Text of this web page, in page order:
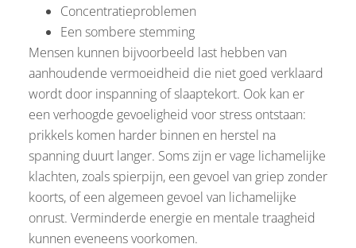
Concentratieproblemen
Een sombere stemming
Mensen kunnen bijvoorbeeld last hebben van
aanhoudende vermoeidheid die niet goed verklaard
wordt door inspanning of slaaptekort. Ook kan er
een verhoogde gevoeligheid voor stress ontstaan:
prikkels komen harder binnen en herstel na
spanning duurt langer. Soms zijn er vage lichamelijke
klachten, zoals spierpijn, een gevoel van griep zonder
koorts, of een algemeen gevoel van lichamelijke
onrust. Verminderde energie en mentale traagheid
kunnen eveneens voorkomen.